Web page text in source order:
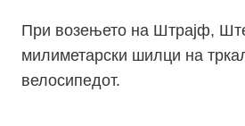
При возењето на Штрајф,
милиметарски шилци на
велосипедот.